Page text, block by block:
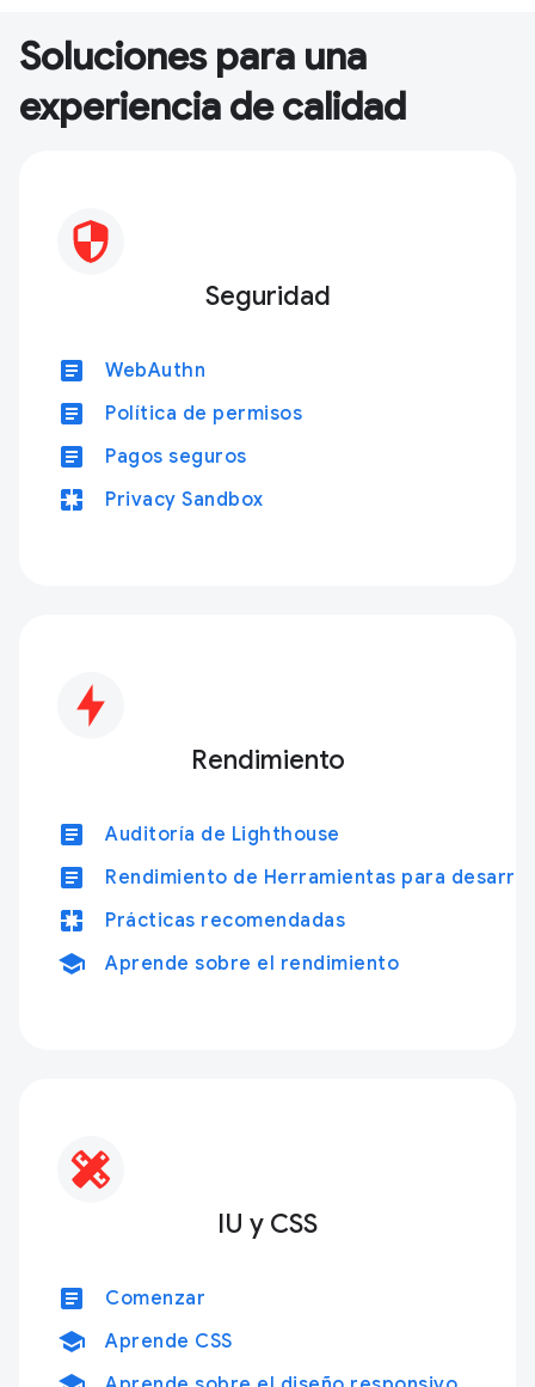
Soluciones para una
experiencia de calidad
Seguridad
article WebAuthn
article Política de permisos
article Pagos seguros
pages Privacy Sandbox
Rendimiento
article Auditoría de Lighthouse
article Rendimiento de Herramientas para
pages Prácticas recomendadas
school Aprende sobre el rendimiento
IU y CSS
article Comenzar
school Aprende CSS